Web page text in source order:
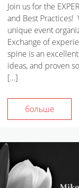
Join us for the
and Best Practices!
unique event
Exchange of
spine is an
ideas, and proven
[…]
больше